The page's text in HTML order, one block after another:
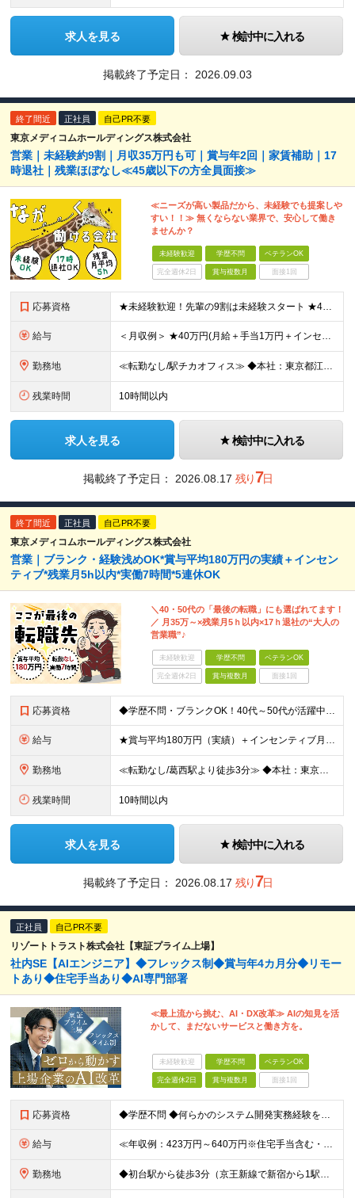
求人を見る 検討中に入れる
掲載終了予定日： 2026.09.03
終了間近 正社員 自己PR不要
東京メディコムホールディングス株式会社
営業｜未経験約9割｜月収35万円も可｜賞与年2回｜家賃補助｜17
時退社｜残業ほぼなし≪45歳以下の方全員面接≫
≪ニーズが高い製品だから、未経験でも提案しや
すい！！≫ 無くならない業界で、安心して働き
ませんか？
未経験歓迎 学歴不問 ベテランOK
完全週休2日 賞与複数月 面接1回
応募資格 ★未経験歓迎！先輩の9割は未経験スタート ★45歳以下の方は全員面接 ◆学歴不問 ◆普通自動車免許(AT限定可) ◆45歳までの方※若年層の長期キャリア形成を図るため できるだけ多くの方とお会いし
給与 ＜月収例＞ ★40万円(月給＋手当1万円＋インセンティブ)／入社4年目・30代 ★28.5万円(月給＋手当1万円＋インセンティブ)／入社2年目 ◆月給24万7,000円以上～＋賞与年2回＋インセンテ
勤務地 ≪転勤なし/駅チカオフィス≫ ◆本社：東京都江戸川区東葛西6-1-17 第6カネ長ビル6F ※(変更の範囲)上記を除く当社関連勤務地
残業時間 10時間以内
求人を見る 検討中に入れる
掲載終了予定日： 2026.08.17 残り7日
終了間近 正社員 自己PR不要
東京メディコムホールディングス株式会社
営業｜ブランク・経験浅めOK*賞与平均180万円の実績＋インセン
ティブ*残業月5h以内*実働7時間*5連休OK
＼40・50代の「最後の転職」にも選ばれてます！
／ 月35万～×残業月5ｈ以内×17ｈ退社の“大人の
営業職”♪
未経験歓迎 学歴不問 ベテランOK
完全週休2日 賞与複数月 面接1回
応募資格 ◆学歴不問・ブランクOK！40代～50代が活躍中 ◆何かしらの営業経験がある方 ◆普通自動車免許(AT限定可) できるだけ多くの方とお会いしたいと考えています。 ぜひご応募いただければと思います!
給与 ★賞与平均180万円（実績）＋インセンティブ月平均12万円 ★月給35万円以上＋営業手当＋各種手当＋賞与年2回＋インセンティブ ※経験・能力等を考慮の上、優遇いたします ※上記金額には一律手当と固定
勤務地 ≪転勤なし/葛西駅より徒歩3分≫ ◆本社：東京都江戸川区東葛西6-1-17 第6カネ長ビル6F ※(変更の範囲)上記を除く当社関連勤務地
残業時間 10時間以内
求人を見る 検討中に入れる
掲載終了予定日： 2026.08.17 残り7日
正社員 自己PR不要
リゾートトラスト株式会社【東証プライム上場】
社内SE【AIエンジニア】◆フレックス制◆賞与年4カ月分◆リモー
トあり◆住宅手当あり◆AI専門部署
≪最上流から挑む、AI・DX改革≫ AIの知見を活
かして、まだないサービスと働き方を。
未経験歓迎 学歴不問 ベテランOK
完全週休2日 賞与複数月 面接1回
応募資格 ◆学歴不問 ◆何らかのシステム開発実務経験をお持ちの方 （目安2年以上／開発言語や担当工程は不問です） ※AI分野における開発業務の経験・知見をお持ちの方は歓迎いたします！ ＜このような方をお待ちし
給与 ≪年収例：423万円～640万円※住宅手当含む・残業代除く≫ ◆賞与年4カ月分支給 ※昨年度実績 ◆住宅手当・退職金制度・持株会など各種制度や手当が充実！ 月給24万800円～37万8,050円＋賞
勤務地 ◆初台駅から徒歩3分（京王新線で新宿から1駅！） ◆リモートワーク／フリーアドレス制度あり ◆出張転勤なし 【リゾートトラスト 東京本社】 東京都渋谷区代々木4-36-19 リゾートトラスト東京ビル